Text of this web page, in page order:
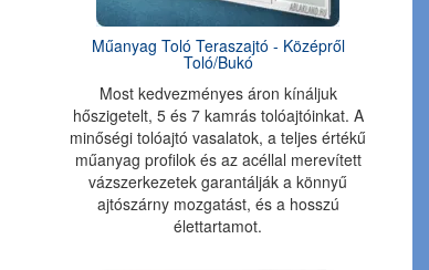
Műanyag Toló Teraszajtó - Középről
Toló/Bukó
Most kedvezményes áron kínáljuk
hőszigetelt, 5 és 7 kamrás tolóajtóinkat. A
minőségi tolóajtó vasalatok, a teljes értékű
műanyag profilok és az acéllal merevített
vázszerkezetek garantálják a könnyű
ajtószárny mozgatást, és a hosszú
élettartamot.